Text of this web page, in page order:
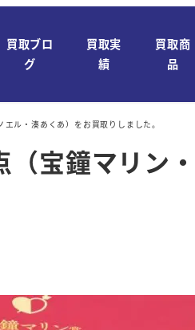
買取ブロ
グ
買取実
績
買取商
品
ル・湊あくあ）をお買取りしました。
宝鐘マリン